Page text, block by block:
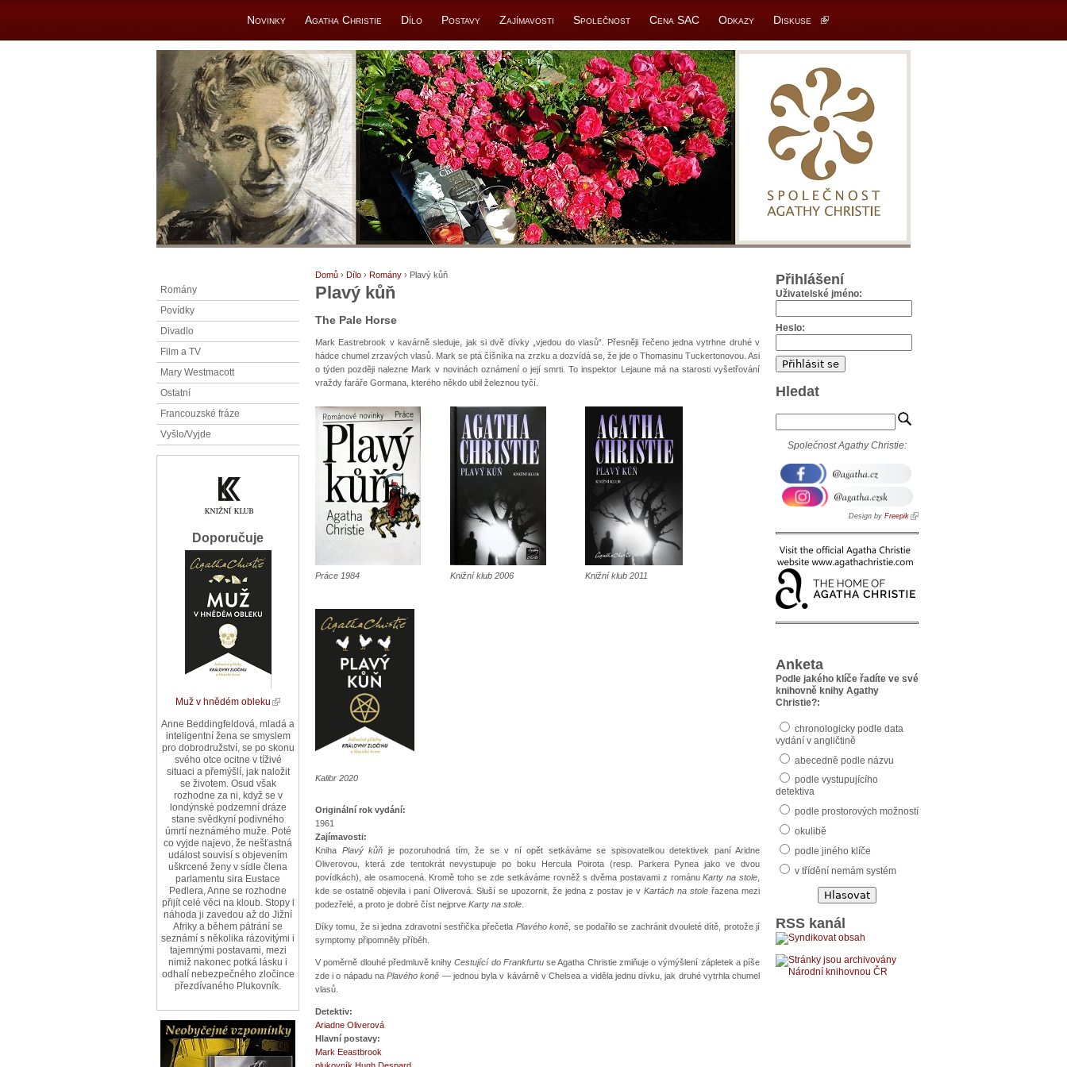
Novinky Agatha Christie Dílo Postavy Zajímavosti Společnost Cena SAC Odkazy Diskuse
Domů › Dílo › Romány › Plavý kůň
Plavý kůň
The Pale Horse
Mark Eastrebrook v kavárně sleduje, jak si dvě dívky „vjedou do vlasů“. Přesněji řečeno jedna vytrhne druhé v
hádce chumel zrzavých vlasů. Mark se ptá číšníka na zrzku a dozvídá se, že jde o Thomasinu Tuckertonovou. Asi
o týden později nalezne Mark v novinách oznámení o její smrti. To inspektor Lejaune má na starosti vyšetřování
vraždy faráře Gormana, kterého někdo ubil železnou tyčí.
Práce 1984 Knižní klub 2006 Knižní klub 2011
Kalibr 2020
Originální rok vydání:
1961
Zajímavosti:
Kniha Plavý kůň je pozoruhodná tím, že se v ní opět setkáváme se spisovatelkou detektivek paní Aridne
Oliverovou, která zde tentokrát nevystupuje po boku Hercula Poirota (resp. Parkera Pynea jako ve dvou
povídkách), ale osamocená. Kromě toho se zde setkáváme rovněž s dvěma postavami z románuKarty na stole
kde se ostatně objevila i paní Oliverová. Sluší se upozornit, že jedna z postav je v Kartách na stole řazena mezi
podezřelé, a proto je dobré číst nejprve Karty na stole
Díky tomu, že si jedna zdravotní sestřička přečetla Plavého koně , se podařilo se zachránit dvouleté dítě, protože jí
symptomy připomněly příběh.
V poměrně dlouhé předmluvě knihyCestující do Frankfurtu se Agatha Christie zmiňuje o výmýšlení zápletek a píše
zde i o nápadu naPlavého koně —jednou byla v kávárně v Chelsea a viděla jednu dívku, jak druhé vytrhla chumel
vlasů.
Detektiv:
Ariadne Oliverová
Hlavní postavy:
Mark Eeastbrook
plukovník Hugh Despard
Romány
Povídky
Divadlo
Film a TV
Mary Westmacott
Ostatní
Francouzské fráze
Vyšlo/Vyjde
Doporučuje
Muž v hnědém obleku
Anne Beddingfeldová, mladá a
inteligentní žena se smyslem
pro dobrodružství, se po skonu
svého otce ocitne v tíživé
situaci a přemýšlí, jak naložit
se životem. Osud však
rozhodne za ni, když se v
londýnské podzemní dráze
stane svědkyní podivného
úmrtí neznámého muže. Poté
co vyjde najevo, že nešťastná
událost souvisí s objevením
uškrcené ženy v sídle člena
parlamentu sira Eustace
Pedlera, Anne se rozhodne
přijít celé věci na kloub. Stopy i
náhoda ji zavedou až do Jižní
Afriky a během pátrání se
seznámí s několika rázovitými i
tajemnými postavami, mezi
nimiž nakonec potká lásku i
odhalí nebezpečného zločince
přezdívaného Plukovník.
Přihlášení
Uživatelské jméno:
Heslo:
Hledat
Společnost Agathy Christie:
Design by Freepik
Anketa
Podle jakého klíče řadíte ve své
knihovně knihy Agathy
Christie?:
chronologicky podle data
vydání v angličtině
abecedně podle názvu
podle vystupujícího
detektiva
podle prostorových možností
okulibě
podle jiného klíče
v třídění nemám systém
RSS kanál